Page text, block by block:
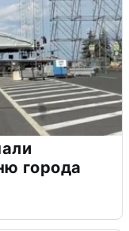
города